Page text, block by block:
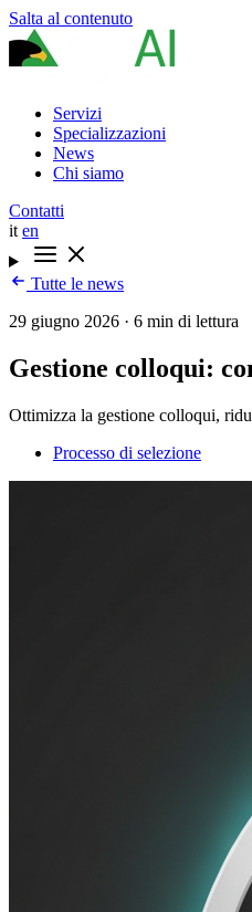
Salta al contenuto
Servizi
Specializzazioni
News
Chi siamo
Contatti
it en
Tutte le news
29 giugno 2026 · 6 min di lettura
Gestione colloqui:
Ottimizza la gestione colloqui,
Processo di selezione